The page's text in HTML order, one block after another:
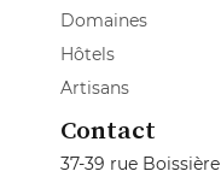
Domaines
Hôtels
Artisans
Contact
37-39 rue Boissière